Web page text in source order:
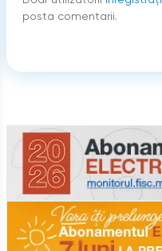
posta comentarii.